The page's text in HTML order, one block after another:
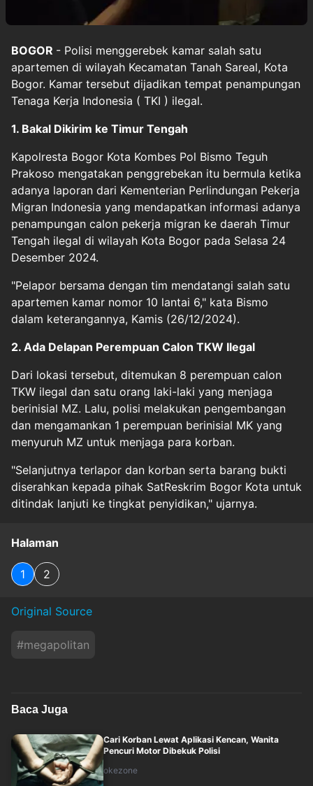
BOGOR - Polisi menggerebek kamar salah satu
apartemen di wilayah Kecamatan Tanah Sareal, Kota
Bogor. Kamar tersebut dijadikan tempat penampungan
Tenaga Kerja Indonesia ( TKI ) ilegal.
1. Bakal Dikirim ke Timur Tengah
Kapolresta Bogor Kota Kombes Pol Bismo Teguh
Prakoso mengatakan penggrebekan itu bermula ketika
adanya laporan dari Kementerian Perlindungan Pekerja
Migran Indonesia yang mendapatkan informasi adanya
penampungan calon pekerja migran ke daerah Timur
Tengah ilegal di wilayah Kota Bogor pada Selasa 24
Desember 2024.
"Pelapor bersama dengan tim mendatangi salah satu
apartemen kamar nomor 10 lantai 6," kata Bismo
dalam keterangannya, Kamis (26/12/2024).
2. Ada Delapan Perempuan Calon TKW Ilegal
Dari lokasi tersebut, ditemukan 8 perempuan calon
TKW ilegal dan satu orang laki-laki yang menjaga
berinisial MZ. Lalu, polisi melakukan pengembangan
dan mengamankan 1 perempuan berinisial MK yang
menyuruh MZ untuk menjaga para korban.
"Selanjutnya terlapor dan korban serta barang bukti
diserahkan kepada pihak SatReskrim Bogor Kota untuk
ditindak lanjuti ke tingkat penyidikan," ujarnya.
Halaman
1 2
Original Source
#megapolitan
Baca Juga
Cari Korban Lewat Aplikasi Kencan, Wanita
Pencuri Motor Dibekuk Polisi
okezone